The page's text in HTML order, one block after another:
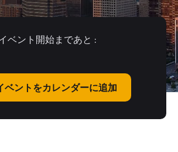
ベント開始まであと :
ベントをカレンダーに追加